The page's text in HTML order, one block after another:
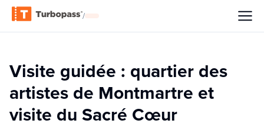
/
Visite guidée : quartier des
artistes de Montmartre et
visite du Sacré Cœur